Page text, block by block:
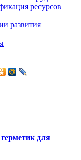
ресурсов
развития
для